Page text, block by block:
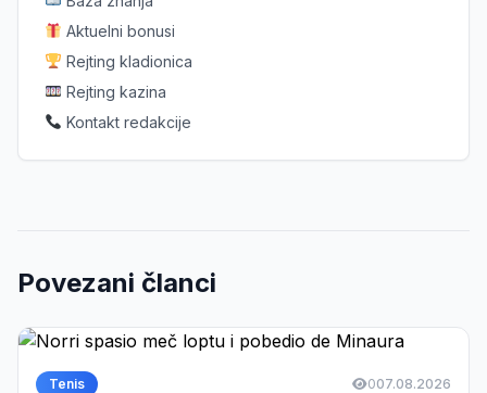
Aktuelni bonusi
Rejting kladionica
Rejting kazina
Kontakt redakcije
Povezani članci
Tenis 007.08.2026